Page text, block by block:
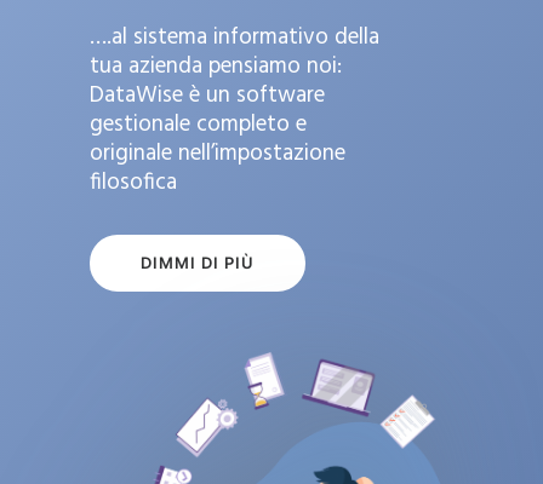
….al sistema informativo della
tua azienda pensiamo noi:
DataWise è un software
gestionale completo e
originale nell’impostazione
filosofica
DIMMI DI PIÙ